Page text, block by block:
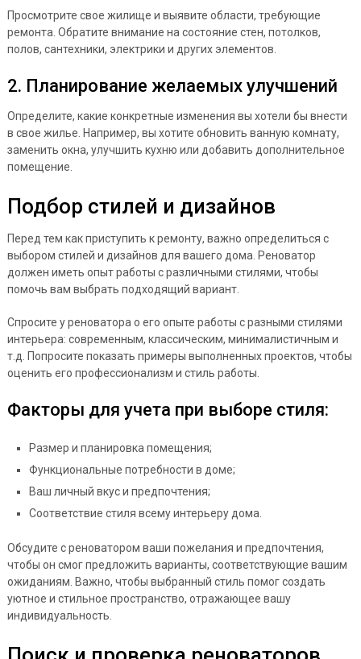
Просмотрите свое жилище и выявите области, требующие
ремонта. Обратите внимание на состояние стен, потолков,
полов, сантехники, электрики и других элементов.
2. Планирование желаемых улучшений
Определите, какие конкретные изменения вы хотели бы внести
в свое жилье. Например, вы хотите обновить ванную комнату,
заменить окна, улучшить кухню или добавить дополнительное
помещение.
Подбор стилей и дизайнов
Перед тем как приступить к ремонту, важно определиться с
выбором стилей и дизайнов для вашего дома. Реноватор
должен иметь опыт работы с различными стилями, чтобы
помочь вам выбрать подходящий вариант.
Спросите у реноватора о его опыте работы с разными стилями
интерьера: современным, классическим, минималистичным и
т.д. Попросите показать примеры выполненных проектов, чтобы
оценить его профессионализм и стиль работы.
Факторы для учета при выборе стиля:
Размер и планировка помещения;
Функциональные потребности в доме;
Ваш личный вкус и предпочтения;
Соответствие стиля всему интерьеру дома.
Обсудите с реноватором ваши пожелания и предпочтения,
чтобы он смог предложить варианты, соответствующие вашим
ожиданиям. Важно, чтобы выбранный стиль помог создать
уютное и стильное пространство, отражающее вашу
индивидуальность.